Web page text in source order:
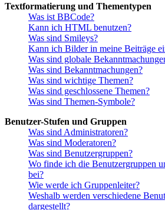
Textformatierung und Thementypen
Was ist BBCode?
Kann ich HTML benutzen?
Was sind Smileys?
Kann ich Bilder in meine Beiträge
Was sind globale
Was sind Bekanntmachungen?
Was sind wichtige Themen?
Was sind geschlossene Themen?
Was sind Themen-Symbole?
Benutzer-Stufen und Gruppen
Was sind Administratoren?
Was sind Moderatoren?
Was sind Benutzergruppen?
Wo finde ich die Benutzergruppen
bei?
Wie werde ich Gruppenleiter?
Weshalb werden verschiedene
dargestellt?